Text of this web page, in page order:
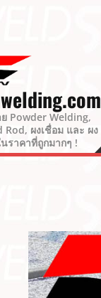
Powder Welding,
ผงเชื่อม และ ผง
ราคาที่ถูกมากๆ !